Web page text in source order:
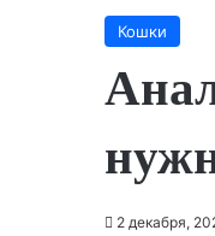
Кошки
2 декабря,